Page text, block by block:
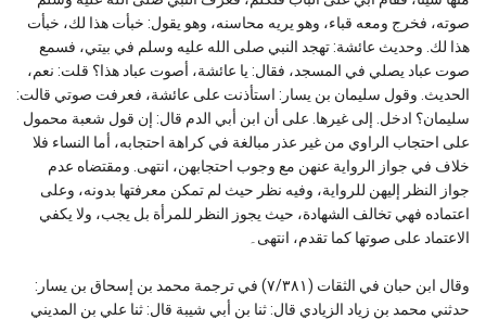
صوته، فخرج ومعه قباء، وهو يريه محاسنه، وهو يقول: خبأت هذا لك، خبأت
هذا لك. وحديث عائشة: تهجد النبي صلى الله عليه وسلم في بيتي، فسمع
صوت عباد يصلي في المسجد، فقال: يا عائشة، أصوت عباد هذا؟ قلت: نعم،
الحديث. وقول سليمان بن يسار: استأذنت على عائشة، فعرفت صوتي قالت:
سليمان؟ ادخل. إلى غيرها. على أن ابن أبي الدم قال: إن قول شعبة محمول
على احتجاب الراوي من غير عذر مبالغة في كراهة احتجابه، أما النساء فلا
خلاف في جواز الرواية عنهن مع وجوب احتجابهن، انتهى. ومقتضاه عدم
جواز النظر إليهن للرواية، وفيه نظر حيث لم تمكن معرفتها بدونه، وعلى
اعتماده فهي تخالف الشهادة، حيث يجوز النظر للمرأة بل يجب، ولا يكفي
الاعتماد على صوتها كما تقدم، انتهى۔
وقال ابن حبان في الثقات (٧/٣٨١) في ترجمة محمد بن إسحاق بن يسار:
حدثني محمد بن زياد الزيادي قال: ثنا بن أبي شيبة قال: ثنا علي بن المديني